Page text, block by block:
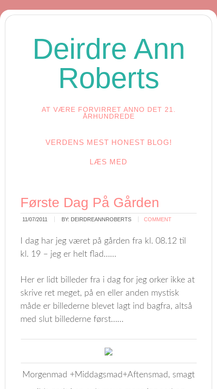
Deirdre Ann
Roberts
AT VÆRE FORVIRRET ANNO DET 21.
ÅRHUNDREDE
VERDENS MEST HONEST BLOG!
LÆS MED
Første Dag På Gården
11/07/2011 BY: DEIRDREANNROBERTS COMMENT
I dag har jeg været på gården fra kl. 08.12 til
kl. 19 – jeg er helt flad……
Her er lidt billeder fra i dag for jeg orker ikke at
skrive ret meget, på en eller anden mystisk
måde er billederne blevet lagt ind bagfra, altså
med slut billederne først……
Morgenmad +Middagsmad+Aftensmad, smagt